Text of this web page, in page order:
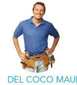
DEL COCO